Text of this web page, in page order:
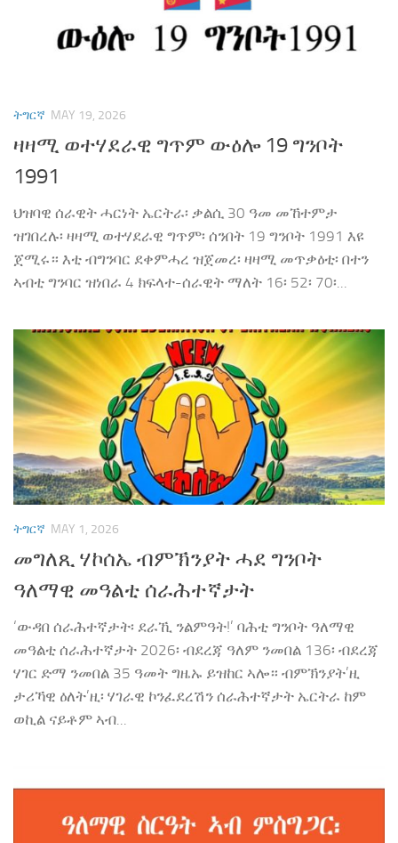
ትግርኛ MAY 19, 2026
ዛዛሚ ወተሃደራዊ ግጥም ውዕሎ 19 ግንቦት
1991
ህዝባዊ ሰራዊት ሓርነት ኤርትራ፡ ቃልሲ 30 ዓመ መኸተምታ
ዝገበረሉ፡ ዛዛሚ ወተሃደራዊ ግጥም፡ ሰንበት 19 ግንቦት 1991 እዩ
ጀሚሩ። እቲ ብግንባር ደቀምሓረ ዝጀመረ፡ ዛዛሚ መጥቃዕቲ፡ በተን
ኣብቲ ግንባር ዝነበራ 4 ክፍላተ-ሰራዊት ማለት 16፡ 52፡ 70፡...
ትግርኛ MAY 1, 2026
መግለጺ ሃኮሰኤ ብምኽንያት ሓደ ግንቦት
ዓለማዊ መዓልቲ ሰራሕተኛታት
‘ውዳበ ሰራሕተኛታት፡ ደራኺ ንልምዓት!’ ባሕቲ ግንቦት ዓለማዊ
መዓልቲ ሰራሕተኛታት 2026፡ ብደረጃ ዓለም ንመበል 136፡ ብደረጃ
ሃገር ድማ ንመበል 35 ዓመት ግዜኡ ይዝከር ኣሎ። ብምኽንያት’ዚ
ታሪኻዊ ዕለት’ዚ፡ ሃገራዊ ኮንፈደረሽን ሰራሕተኛታት ኤርትራ ከም
ወኪል ናይቶም ኣብ...